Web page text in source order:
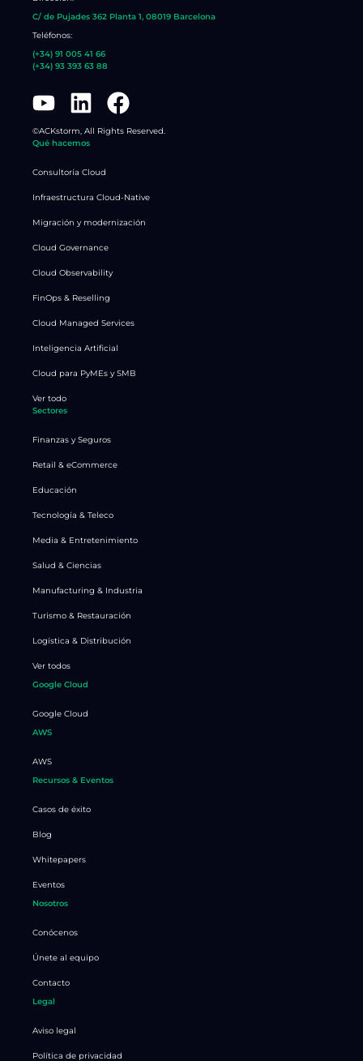
C/ de Pujades 362 Planta 1, 08019 Barcelona
Teléfonos:
(+34) 91 005 41 66
(+34) 93 393 63 88​
©ACKstorm, All Rights Reserved.
Qué hacemos
Consultoría Cloud
Infraestructura Cloud-Native
Migración y modernización
Cloud Governance
Cloud Observability
FinOps & Reselling
Cloud Managed Services
Inteligencia Artificial
Cloud para PyMEs y SMB
Ver todo
Sectores
Finanzas y Seguros
Retail & eCommerce
Educación
Tecnología & Teleco
Media & Entretenimiento
Salud & Ciencias
Manufacturing & Industria
Turismo & Restauración
Logística & Distribución
Ver todos
Google Cloud
Google Cloud
AWS
AWS
Recursos & Eventos
Casos de éxito
Blog
Whitepapers
Eventos
Nosotros
Conócenos
Únete al equipo
Contacto
Legal
Aviso legal
Política de privacidad